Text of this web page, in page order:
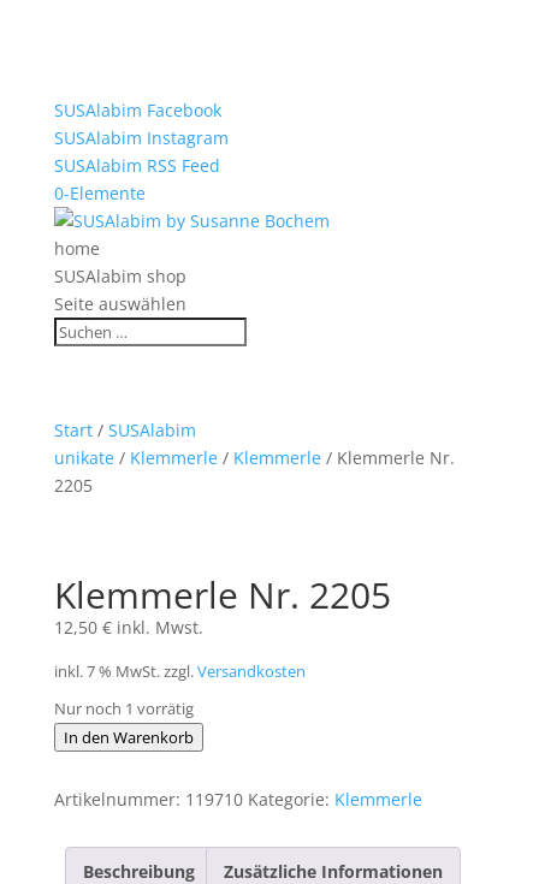
SUSAlabim Facebook
SUSAlabim Instagram
SUSAlabim RSS Feed
0-Elemente
home
SUSAlabim shop
Seite auswählen
Start/ SUSAlabim
unikate/ Klemmerle/ Klemmerle/ Klemmerle Nr.
2205
Klemmerle Nr. 2205
12,50 € inkl. Mwst.
inkl. 7 % MwSt.zzgl.Versandkosten
Nur noch 1 vorrätig
Klemmerle
2205
In den Warenkorb
Artikelnummer: 119710 Kategorie: Klemmerle
Beschreibung Zusätzliche Informationen